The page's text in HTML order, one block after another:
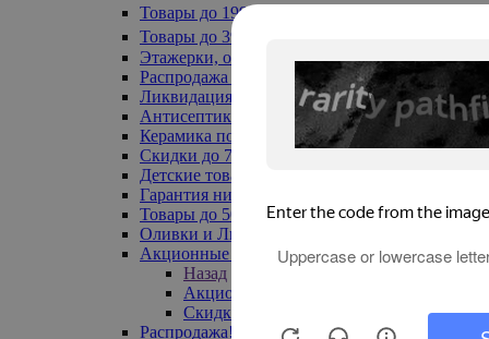
Товары до 199₽
Товары до 399₽
Этажерки, обувницы
Распродажа текстиля до -50%
Ликвидация до -70%
Антисептики
Керамика по 129 руб
Скидки до 70%
Детские товары
Гарантия низкой цены
Товары до 500 руб
Оливки и Лимоны
Акционные товары
Назад
Акционные товары
Скидка 20% по промокоду
Распродажа! Ульяновск до -70%